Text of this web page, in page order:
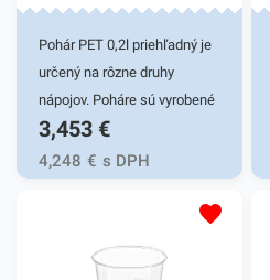
Pohár PET 0,2l priehľadný je
určený na rôzne druhy
nápojov. Poháre sú vyrobené
z pevného PET materiálu,
vďaka čomu majú vysokú
odolnosť a trvácnosť.
Pohárik zabezpečuje skvelé
rôzne nápoje, fast foody,
3,453 €
4,248 € s DPH